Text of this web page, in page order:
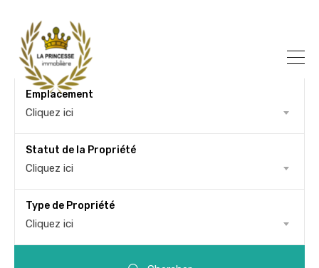
Emplacement
Cliquez ici
Statut de la Propriété
Cliquez ici
Type de Propriété
Cliquez ici